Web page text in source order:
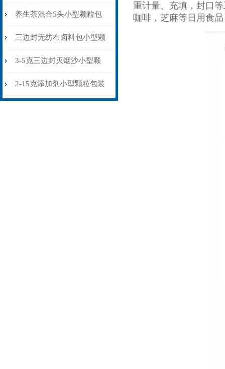
粒包装机多少钱
养生茶混合5头小型颗粒包
装机高精度可定制
三边封无纺布卤料包小型颗
粒包装机厂家
3-5克三边封灭烟沙小型颗
粒包装机智能化
2-15克添加剂小型颗粒包装
重计量、充填，封口
咖啡，芝麻等日用食